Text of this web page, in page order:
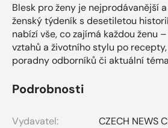
Blesk pro ženy je nejprodávanější
ženský týdeník s desetiletou
nabízí vše, co zajímá každou ženu
vztahů a životního stylu po
poradny odborníků či aktuální
Podrobnosti
Vydavatel:
CZECH NEWS